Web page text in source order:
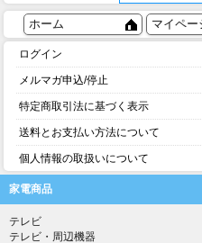
ホーム マイペー
ログイン
メルマガ申込/停止
特定商取引法に基づく表示
送料とお支払い方法について
個人情報の取扱いについて
家電商品
テレビ
テレビ・周辺機器